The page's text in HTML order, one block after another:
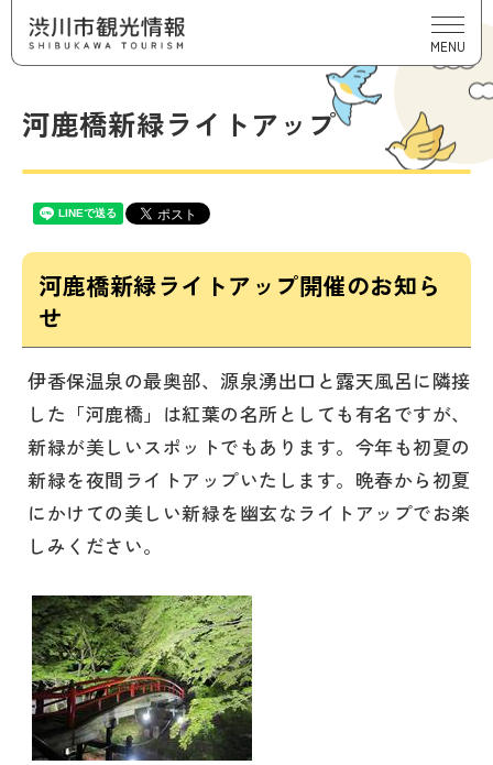
MENU
河鹿橋新緑ライトアップ
河鹿橋新緑ライトアップ開催のお知ら
せ
伊香保温泉の最奥部、源泉湧出口と露天風呂に隣接
した「河鹿橋」は紅葉の名所としても有名ですが、
新緑が美しいスポットでもあります。今年も初夏の
新緑を夜間ライトアップいたします。晩春から初夏
にかけての美しい新緑を幽玄なライトアップでお楽
しみください。